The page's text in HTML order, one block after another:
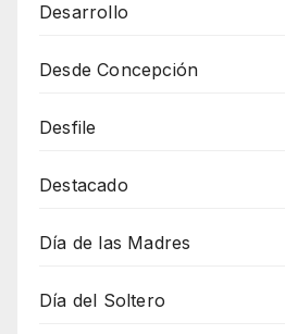
Desarrollo
Desde Concepción
Desfile
Destacado
Día de las Madres
Día del Soltero